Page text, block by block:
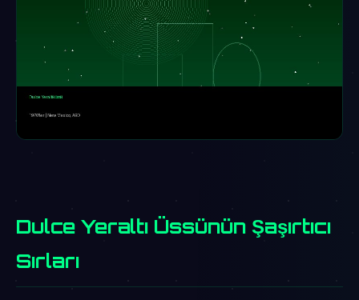
Dulce Yeraltı Üssünün Şaşırtıcı
Sırları